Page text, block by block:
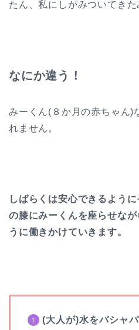
たん、私にしがみついてきた
なにか違う！
みーくん(８か月の赤ちゃん)
れません。
しばらくは安心できるよう
の膝にみーくんを座らせな
うに働きかけていきます。
(大人が)水をパシャ